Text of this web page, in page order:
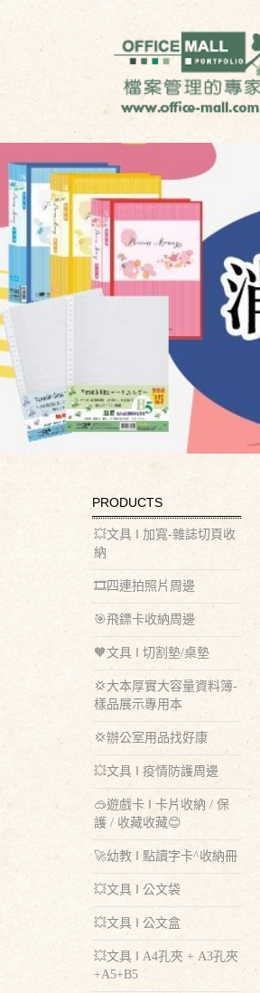
PRODUCTS
💥文具 ‖ 加寬-雜誌切頁收
納
🎞️四連拍照片周邊
🎯飛鏢卡收納周邊
🧡文具 ‖ 切割墊/桌墊
💢大本厚實大容量資料簿-
樣品展示專用本
💢辦公室用品找好康
💥文具 ‖ 疫情防護周邊
🥽遊戲卡 ‖ 卡片收納 / 保
護 / 收藏收藏😊
🚀幼教 ‖ 點讀字卡^收納冊
💥文具 ‖ 公文袋
💥文具 ‖ 公文盒
💥文具 ‖ A4孔夾 + A3孔夾
+A5+B5